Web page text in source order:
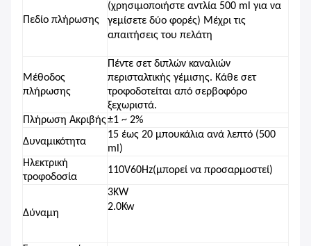
Πεδίο πλήρωσης
(χρησιμοποιήστε αντλία 500 ml για να
γεμίσετε δύο φορές) Μέχρι τις
απαιτήσεις του πελάτη
Μέθοδος
πλήρωσης
Πέντε σετ διπλών καναλιών
περισταλτικής γέμισης. Κάθε σετ
τροφοδοτείται από σερβοφόρο
ξεχωριστά.
Πλήρωση Ακριβής±1 ~ 2%
Δυναμικότητα
15 έως 20 μπουκάλια ανά λεπτό (500
ml)
Ηλεκτρική
τροφοδοσία
110V60Hz(μπορεί να προσαρμοστεί)
Δύναμη
3KW
2.0Kw